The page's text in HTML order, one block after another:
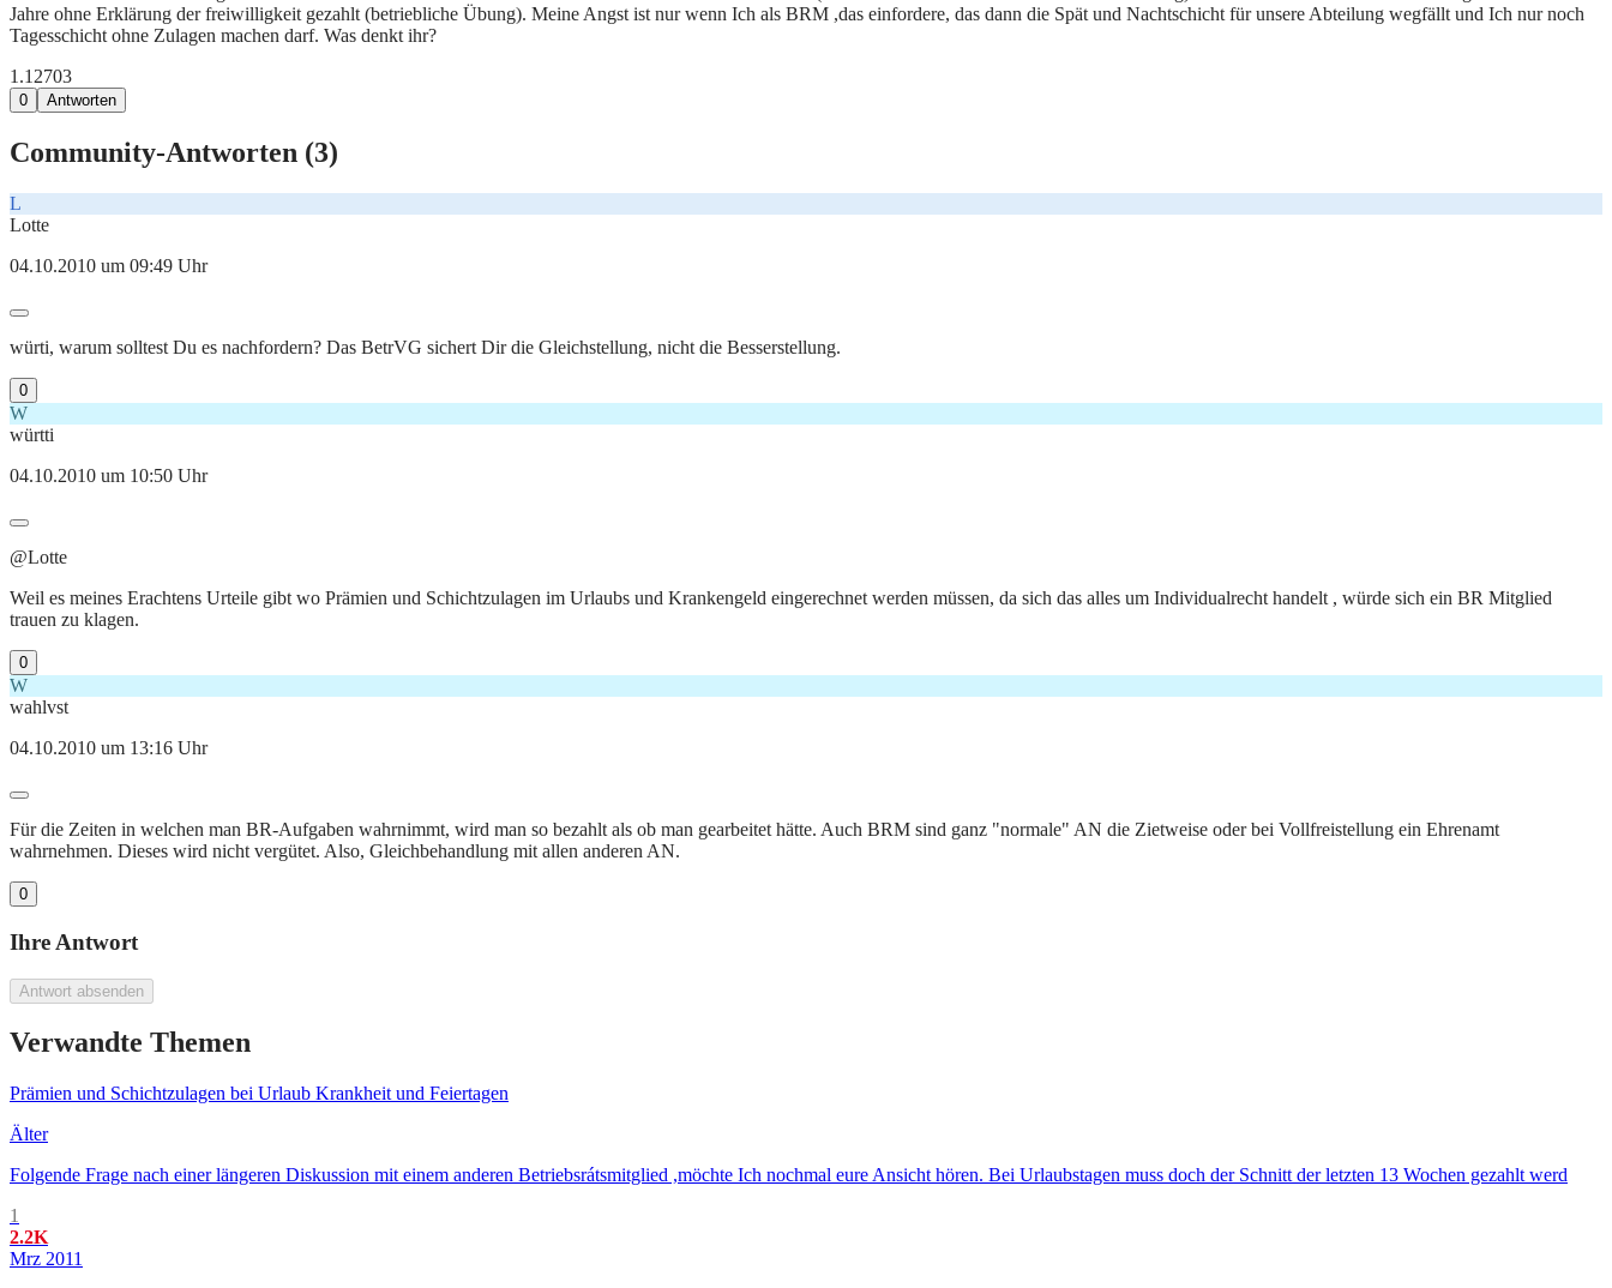
Jahre ohne Erklärung der freiwilligkeit gezahlt (betriebliche Übung). Meine Angst ist nur wenn Ich als BRM ,das einfordere, das dann die Spät und Nachtschicht für unsere Abteilung wegfällt und Ich nur noch
Tagesschicht ohne Zulagen machen darf. Was denkt ihr?
1.12703
0 Antworten
Community-Antworten (3)
L
Lotte
04.10.2010 um 09:49 Uhr
würti, warum solltest Du es nachfordern? Das BetrVG sichert Dir die Gleichstellung, nicht die Besserstellung.
0
W
württi
04.10.2010 um 10:50 Uhr
@Lotte
Weil es meines Erachtens Urteile gibt wo Prämien und Schichtzulagen im Urlaubs und Krankengeld eingerechnet werden müssen, da sich das alles um Individualrecht handelt , würde sich ein BR Mitglied
trauen zu klagen.
0
W
wahlvst
04.10.2010 um 13:16 Uhr
Für die Zeiten in welchen man BR-Aufgaben wahrnimmt, wird man so bezahlt als ob man gearbeitet hätte. Auch BRM sind ganz "normale" AN die Zietweise oder bei Vollfreistellung ein Ehrenamt
wahrnehmen. Dieses wird nicht vergütet. Also, Gleichbehandlung mit allen anderen AN.
0
Ihre Antwort
Antwort absenden
Verwandte Themen
Prämien und Schichtzulagen bei Urlaub Krankheit und Feiertagen
Älter
Folgende Frage nach einer längeren Diskussion mit einem anderen Betriebsrátsmitglied ,möchte Ich nochmal eure Ansicht hören. Bei Urlaubstagen muss doch der Schnitt der letzten 13 Wochen gezahlt werd
1
2.2K
Mrz 2011